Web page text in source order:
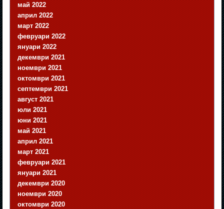
май 2022
април 2022
март 2022
февруари 2022
януари 2022
декември 2021
ноември 2021
октомври 2021
септември 2021
август 2021
юли 2021
юни 2021
май 2021
април 2021
март 2021
февруари 2021
януари 2021
декември 2020
ноември 2020
октомври 2020